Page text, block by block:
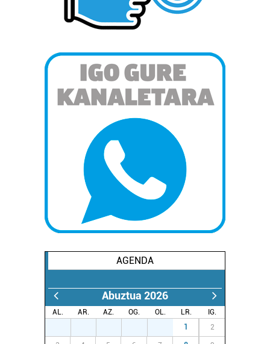
AGENDA
Abuztua 2026
AL. AR. AZ. OG. OL. LR.
IG.
1 2